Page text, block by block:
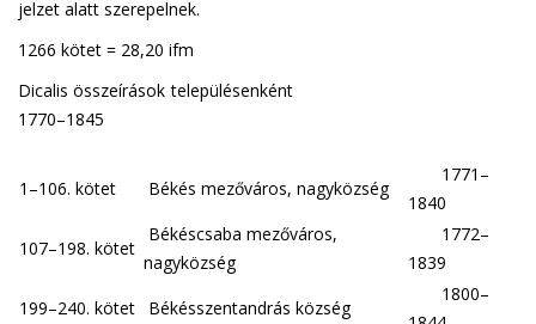
jelzet alatt szerepelnek.
1266 kötet = 28,20 ifm
Dicalis összeírások településenként
1770–1845
1–106. kötet Békés mezőváros, nagyközség
1771–
1840
107–198. kötet
Békéscsaba mezőváros,
nagyközség
1772–
1839
199–240. kötet
Békésszentandrás község
1800–